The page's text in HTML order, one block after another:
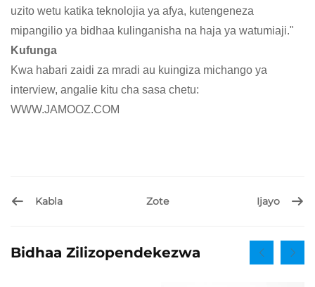
uzito wetu katika teknolojia ya afya, kutengeneza
mipangilio ya bidhaa kulinganisha na haja ya watumiaji."
Kufunga
Kwa habari zaidi za mradi au kuingiza michango ya
interview, angalie kitu cha sasa chetu:
WWW.JAMOOZ.COM
Kabla Zote Ijayo
Bidhaa Zilizopendekezwa